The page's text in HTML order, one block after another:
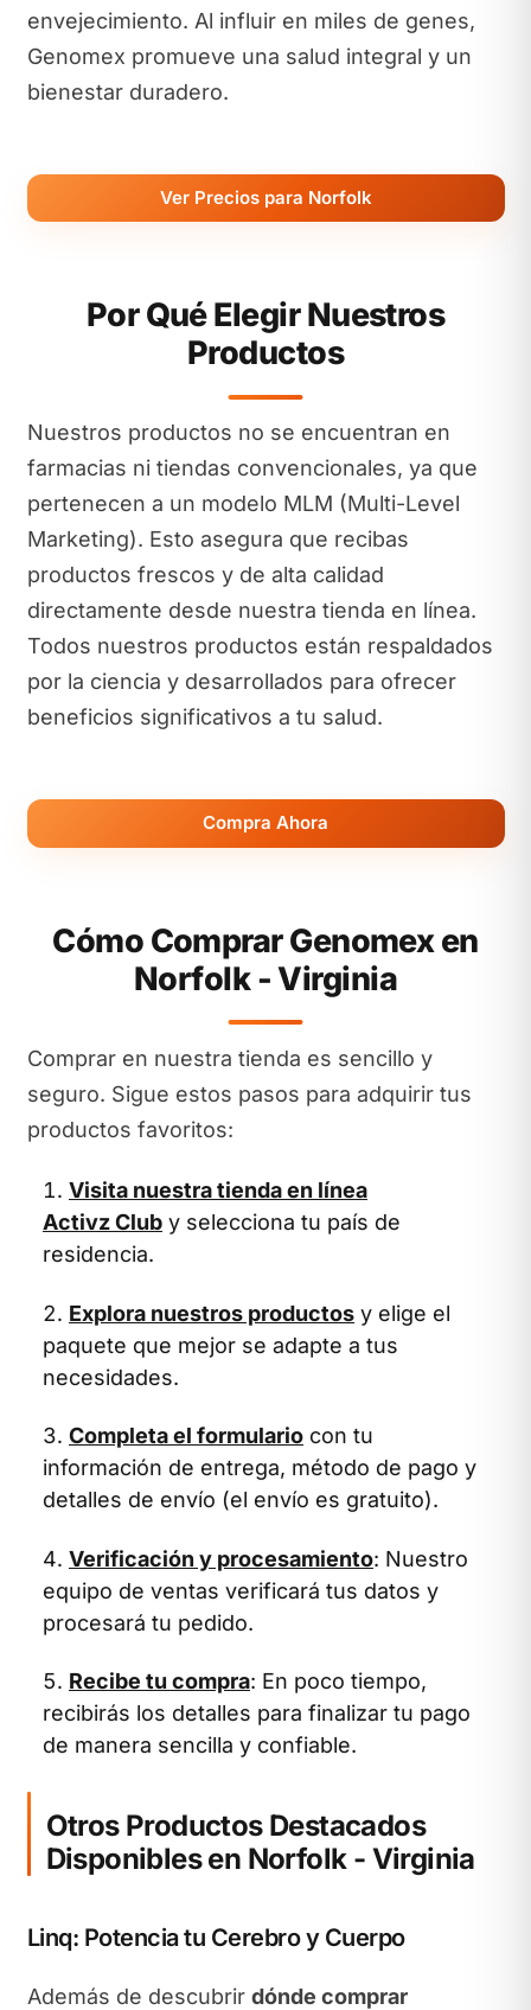
envejecimiento. Al influir en miles de genes,
Genomex promueve una salud integral y un
bienestar duradero.
Ver Precios para Norfolk
Por Qué Elegir Nuestros
Productos
Nuestros productos no se encuentran en
farmacias ni tiendas convencionales, ya que
pertenecen a un modelo MLM (Multi-Level
Marketing). Esto asegura que recibas
productos frescos y de alta calidad
directamente desde nuestra tienda en línea.
Todos nuestros productos están respaldados
por la ciencia y desarrollados para ofrecer
beneficios significativos a tu salud.
Compra Ahora
Cómo Comprar Genomex en
Norfolk - Virginia
Comprar en nuestra tienda es sencillo y
seguro. Sigue estos pasos para adquirir tus
productos favoritos:
Visita nuestra tienda en línea
Activz Club y selecciona tu país de
residencia.
Explora nuestros productos y elige el
paquete que mejor se adapte a tus
necesidades.
Completa el formulario con tu
información de entrega, método de pago y
detalles de envío (el envío es gratuito).
Verificación y procesamiento: Nuestro
equipo de ventas verificará tus datos y
procesará tu pedido.
Recibe tu compra: En poco tiempo,
recibirás los detalles para finalizar tu pago
de manera sencilla y confiable.
Otros Productos Destacados
Disponibles en Norfolk - Virginia
Linq: Potencia tu Cerebro y Cuerpo
Además de descubrir dónde comprar